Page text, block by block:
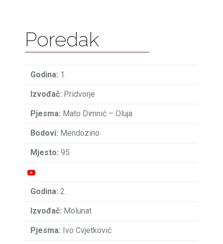
Poredak
1.
Pridvorje
Mato Dimnić – Oluja
Mendozino
95
2.
Molunat
Ivo Cvjetković